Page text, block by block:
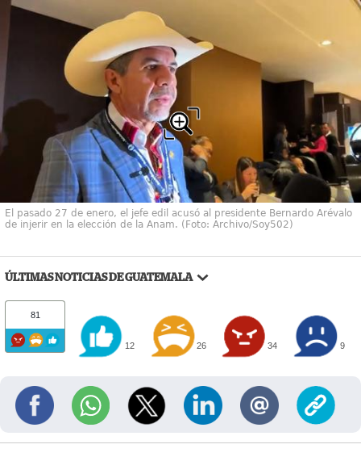
El pasado 27 de enero, el jefe edil acusó al presidente Bernardo Arévalo
de injerir en la elección de la Anam. (Foto: Archivo/Soy502)
ÚLTIMAS NOTICIAS DE GUATEMALA
81
12 26 34 9